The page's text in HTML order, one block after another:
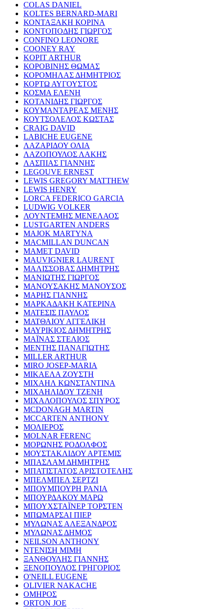
COLAS DANIEL
KOLTES BERNARD-MARI
ΚΟΝΤΑΞΑΚΗ ΚΟΡΙΝΑ
ΚΟΝΤΟΠΟΔΗΣ ΓΙΩΡΓΟΣ
CONFINO LEONORE
COONEY RAY
KOPIT ARTHUR
ΚΟΡΟΒΙΝΗΣ ΘΩΜΑΣ
ΚΟΡΟΜΗΛΑΣ ΔΗΜΗΤΡΙΟΣ
ΚΟΡΤΩ ΑΥΓΟΥΣΤΟΣ
ΚΟΣΜΑ ΕΛΕΝΗ
ΚΟΤΑΝΙΔΗΣ ΓΙΩΡΓΟΣ
ΚΟΥΜΑΝΤΑΡΕΑΣ ΜΕΝΗΣ
ΚΟΥΤΣΟΛΕΛΟΣ ΚΩΣΤΑΣ
CRAIG DAVID
LABICHE EUGENE
ΛΑΖΑΡΙΔΟΥ ΟΛΙΑ
ΛΑΖΟΠΟΥΛΟΣ ΛΑΚΗΣ
ΛΑΣΠΙΑΣ ΓΙΑΝΝΗΣ
LEGOUVE ERNEST
LEWIS GREGORY MATTHEW
LEWIS HENRY
LORCA FEDERICO GARCIA
LUDWIG VOLKER
ΛΟΥΝΤΕΜΗΣ ΜΕΝΕΛΑΟΣ
LUSTGARTEN ANDERS
MAJOK MARTYNA
MACMILLAN DUNCAN
MAMET DAVID
MAUVIGNIER LAURENT
ΜΑΛΙΣΣΟΒΑΣ ΔΗΜΗΤΡΗΣ
ΜΑΝΙΩΤΗΣ ΓΙΩΡΓΟΣ
ΜΑΝΟΥΣΑΚΗΣ ΜΑΝΟΥΣΟΣ
ΜΑΡΗΣ ΓΙΑΝΝΗΣ
ΜΑΡΚΑΔΑΚΗ ΚΑΤΕΡΙΝΑ
ΜΑΤΕΣΙΣ ΠΑΥΛΟΣ
ΜΑΤΘΑΙΟΥ ΑΓΓΕΛΙΚΗ
ΜΑΥΡΙΚΙΟΣ ΔΗΜΗΤΡΗΣ
ΜΑΪΝΑΣ ΣΤΕΛΙΟΣ
ΜΕΝΤΗΣ ΠΑΝΑΓΙΩΤΗΣ
MILLER ARTHUR
MIRO JOSEP-MARIA
ΜΙΚΑΕΛΑ ΖΟΥΣΤΗ
ΜΙΧΑΗΛ ΚΩΝΣΤΑΝΤΙΝΑ
ΜΙΧΑΗΛΙΔΟΥ ΤΖΕΝΗ
ΜΙΧΑΛΟΠΟΥΛΟΣ ΣΠΥΡΟΣ
MCDONAGH MARTIN
MCCARTEN ANTHONY
ΜΟΛΙΕΡΟΣ
MOLNAR FERENC
ΜΟΡΩΝΗΣ ΡΟΔΟΛΦΟΣ
ΜΟΥΣΤΑΚΛΙΔΟΥ ΑΡΤΕΜΙΣ
ΜΠΑΣΛΑΜ ΔΗΜΗΤΡΗΣ
ΜΠΑΤΙΣΤΑΤΟΣ ΑΡΙΣΤΟΤΕΛΗΣ
ΜΠΕΛΜΠΕΛ ΣΕΡΤΖΙ
ΜΠΟΥΜΠΟΥΡΗ ΡΑΝΙΑ
ΜΠΟΥΡΔΑΚΟΥ ΜΑΡΩ
ΜΠΟΥΧΣΤΑΪΝΕΡ ΤΟΡΣΤΕΝ
ΜΠΩΜΑΡΣΑΙ ΠΙΕΡ
ΜΥΛΩΝΑΣ ΑΛΕΞΑΝΔΡΟΣ
ΜΥΛΩΝΑΣ ΔΗΜΟΣ
NEILSON ANTHONY
ΝΤΕΝΙΣΗ ΜΙΜΗ
ΞΑΝΘΟΥΛΗΣ ΓΙΑΝΝΗΣ
ΞΕΝΟΠΟΥΛΟΣ ΓΡΗΓΟΡΙΟΣ
O'NEILL EUGENE
OLIVIER NAKACHE
ΟΜΗΡΟΣ
ORTON JOE